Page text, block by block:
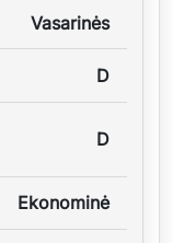
Vasarinės
D
D
Ekonominė